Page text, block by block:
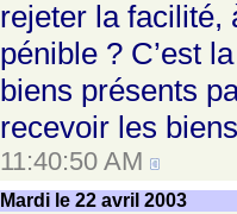
rejeter la facilité,
pénible ? C’est
biens présents
recevoir les
11:40:50 AM
Mardi le 22 avril 2003